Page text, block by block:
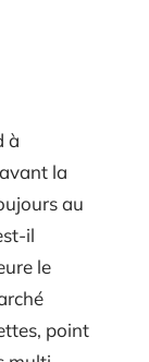
à
la
au
il
le
point